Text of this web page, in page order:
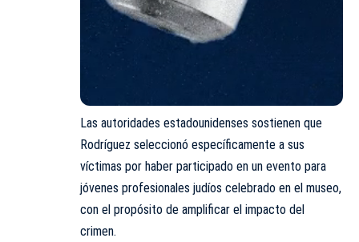
Las autoridades estadounidenses sostienen que
Rodríguez seleccionó específicamente a sus
víctimas por haber participado en un evento para
jóvenes profesionales judíos celebrado en el museo,
con el propósito de amplificar el impacto del
crimen.